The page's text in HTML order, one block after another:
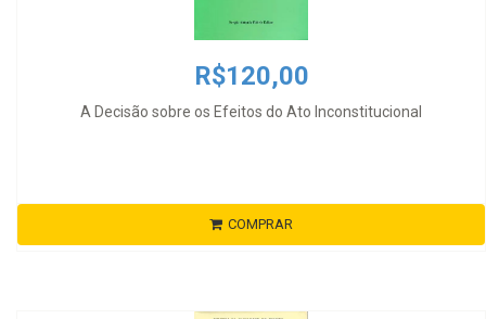
R$120,00
A Decisão sobre os Efeitos do Ato Inconstitucional
COMPRAR